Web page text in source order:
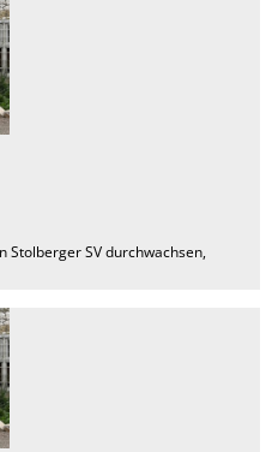
Stolberger SV durchwachsen,